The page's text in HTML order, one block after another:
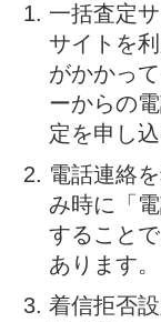
一括査定
サイトを
がかかっ
ーからの
定を申し
電話連絡
み時に「
すること
あります。
着信拒否